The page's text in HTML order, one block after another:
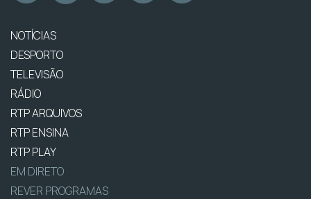
NOTÍCIAS
DESPORTO
TELEVISÃO
RÁDIO
RTP ARQUIVOS
RTP ENSINA
RTP PLAY
EM DIRETO
REVER PROGRAMAS